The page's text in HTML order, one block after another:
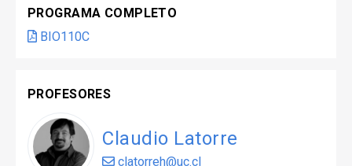
PROGRAMA COMPLETO
BIO110C
PROFESORES
Claudio Latorre
clatorreh@uc.cl